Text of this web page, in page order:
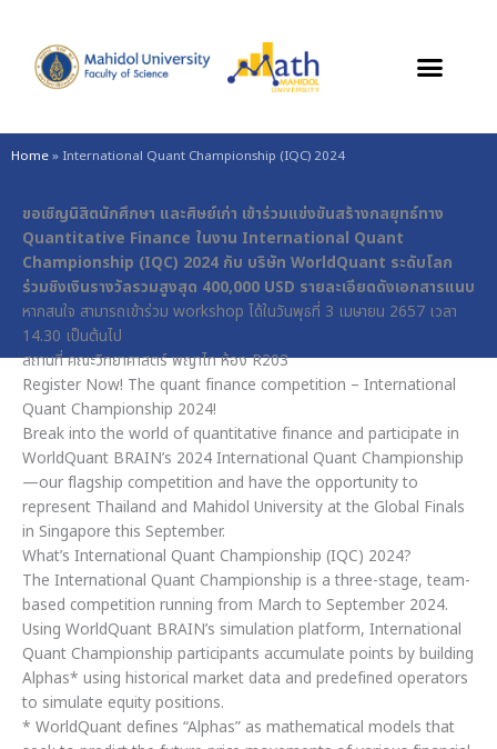
content
Home» International Quant Championship (IQC) 2024
ขอเชิญนิสิตนักศึกษา และศิษย์เก่า เข้าร่วมแข่งขันสร้างกลยุทธ์ทาง
Quantitative Finance ในงาน International Quant
Championship (IQC) 2024 กับ บริษัท WorldQuant ระดับโลก
ร่วมชิงเงินรางวัลรวมสูงสุด 400,000 USD รายละเอียดดังเอกสารแนบ
หากสนใจ สามารถเข้าร่วม workshop ได้ในวันพุธที่ 3 เมษายน 2657 เวลา
14.30 เป็นต้นไป
สถานที่ คณะวิทยาศาสตร์ พญาไท ห้อง R203
Register Now! The quant finance competition – International
Quant Championship 2024!
Break into the world of quantitative finance and participate in
WorldQuant BRAIN’s 2024 International Quant Championship
—our flagship competition and have the opportunity to
represent Thailand and Mahidol University at the Global Finals
in Singapore this September.
What’s International Quant Championship (IQC) 2024?
The International Quant Championship is a three-stage, team-
based competition running from March to September 2024.
Using WorldQuant BRAIN’s simulation platform, International
Quant Championship participants accumulate points by building
Alphas* using historical market data and predefined operators
to simulate equity positions.
* WorldQuant defines “Alphas” as mathematical models that